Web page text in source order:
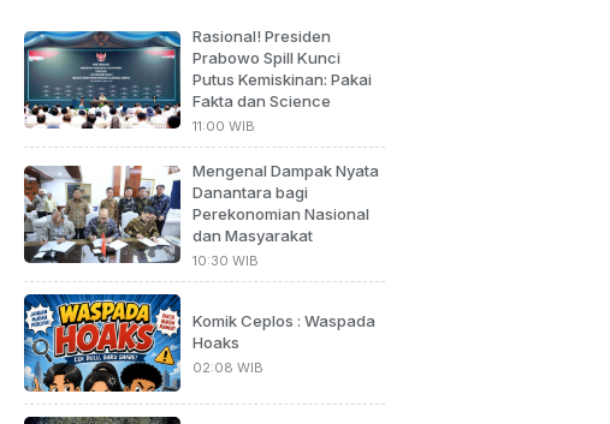
Rasional! Presiden
Prabowo Spill Kunci
Putus Kemiskinan: Pakai
Fakta dan Science
11:00 WIB
Mengenal Dampak Nyata
Danantara bagi
Perekonomian Nasional
dan Masyarakat
10:30 WIB
Komik Ceplos : Waspada
Hoaks
02:08 WIB